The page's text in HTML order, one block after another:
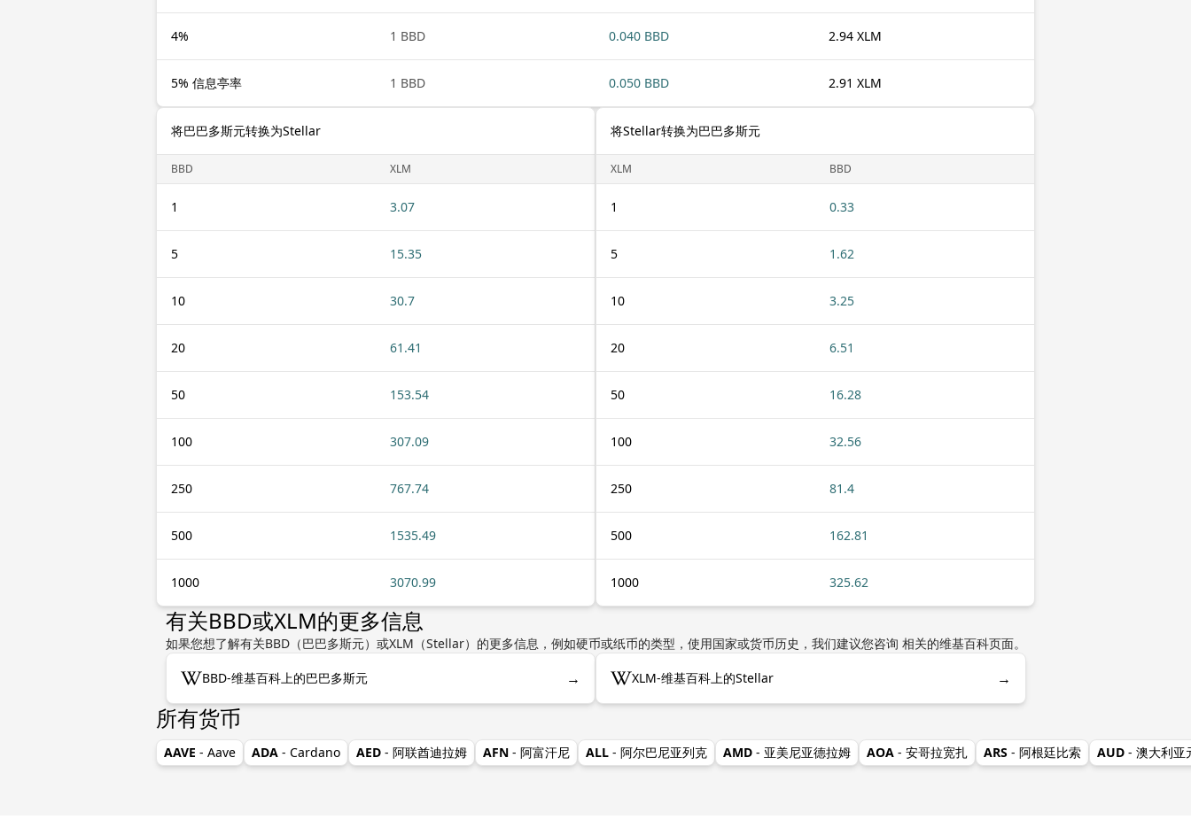
4% 1 BBD 0.040 BBD 2.94 XLM
5% 信息亭率 1 BBD 0.050 BBD 2.91 XLM
将巴巴多斯元转换为Stellar
BBD XLM
1 3.07
5 15.35
10 30.7
20 61.41
50 153.54
100 307.09
250 767.74
500 1535.49
1000 3070.99
将Stellar转换为巴巴多斯元
XLM BBD
1 0.33
5 1.62
10 3.25
20 6.51
50 16.28
100 32.56
250 81.4
500 162.81
1000 325.62
有关BBD或XLM的更多信息
如果您想了解有关BBD（巴巴多斯元）或XLM（Stellar）的更多信息，例如硬币或纸币的类型，使用国家或货币历史，我们建议您咨询 相关的维基百科页面。
BBD-维基百科上的巴巴多斯元 → XLM-维基百科上的Stellar →
所有货币
AAVE - Aave ADA - Cardano AED - 阿联酋迪拉姆 AFN - 阿富汗尼 ALL - 阿尔巴尼亚列克 AMD - 亚美尼亚德拉姆 AOA - 安哥拉宽扎 ARS - 阿根廷比索 AUD - 澳大利亚